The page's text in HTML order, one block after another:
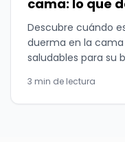
cama: lo que
Descubre cuándo
duerma en la
saludables para su
3 min de lectura